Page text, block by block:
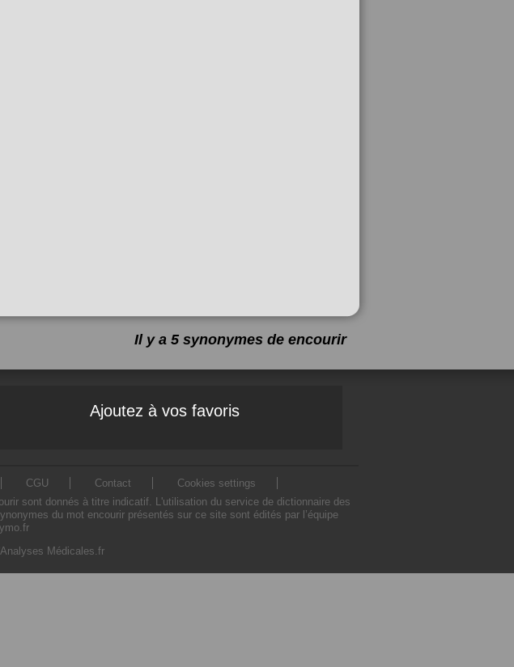
Il y a 5 synonymes de encourir
Ajoutez à vos favoris
CGU Contact
Cookies settings
sont donnés à titre indicatif. L'utilisation du service de dictionnaire des
du mot encourir présentés sur ce site sont édités par l’équipe
Médicales.fr